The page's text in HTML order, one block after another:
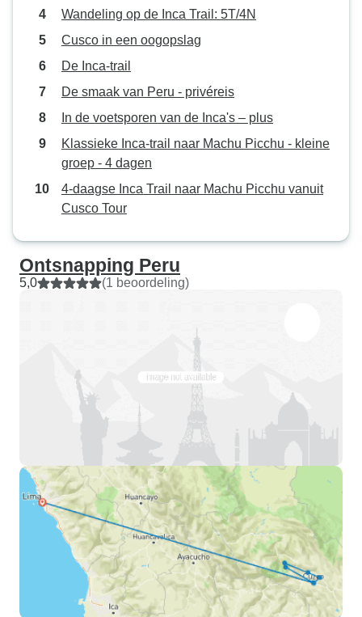
Wandeling op de Inca Trail: 5T/4N
Cusco in een oogopslag
De Inca-trail
De smaak van Peru - privéreis
In de voetsporen van de Inca's – plus
Klassieke Inca-trail naar Machu Picchu - kleine
groep - 4 dagen
4-daagse Inca Trail naar Machu Picchu vanuit
Cusco Tour
Ontsnapping Peru
5,0 (1 beoordeling)